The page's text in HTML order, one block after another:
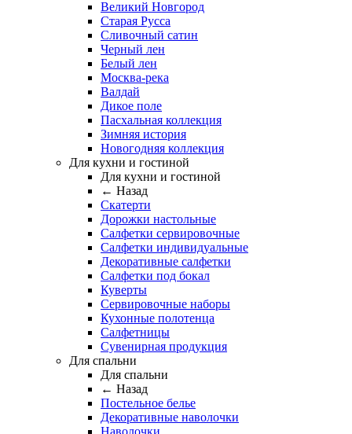
Великий Новгород
Старая Русса
Сливочный сатин
Черный лен
Белый лен
Москва-река
Валдай
Дикое поле
Пасхальная коллекция
Зимняя история
Новогодняя коллекция
Для кухни и гостиной
Для кухни и гостиной
← Назад
Скатерти
Дорожки настольные
Салфетки сервировочные
Салфетки индивидуальные
Декоративные салфетки
Салфетки под бокал
Куверты
Сервировочные наборы
Кухонные полотенца
Салфетницы
Сувенирная продукция
Для спальни
Для спальни
← Назад
Постельное белье
Декоративные наволочки
Наволочки